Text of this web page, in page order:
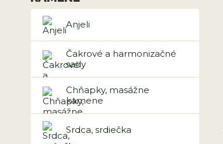
Anjeli
Čakrové a harmonizačné
sady
Chňapky, masážne
kamene
Srdca, srdiečka